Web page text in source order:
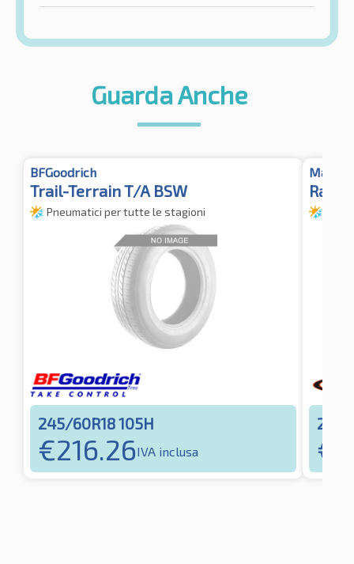
Guarda Anche
BFGoodrich
Trail-Terrain T/A BSW
Pneumatici per tutte le stagioni
245/60R18 105H
€216.26IVA inclusa
Maxxis
Razr
245/
€